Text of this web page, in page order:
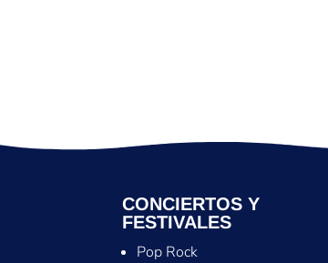
CONCIERTOS Y
FESTIVALES
Pop Rock